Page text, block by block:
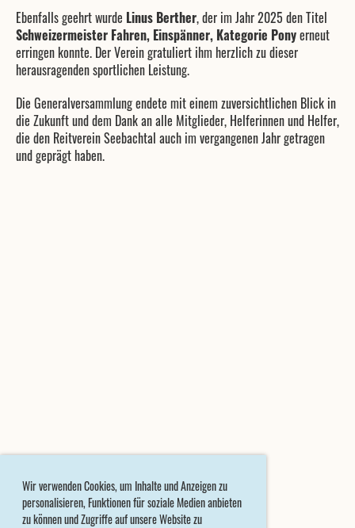
Wir verwenden Cookies, um Inhalte und Anzeigen zu
personalisieren, Funktionen für soziale Medien anbieten
zu können und Zugriffe auf unsere Website zu
Ebenfalls geehrt wurde Linus Berther, der im Jahr 2025 den Titel
Schweizermeister Fahren, Einspänner, Kategorie Ponyerneut
erringen konnte. Der Verein gratuliert ihm herzlich zu dieser
herausragenden sportlichen Leistung.
Die Generalversammlung endete mit einem zuversichtlichen Blick in
die Zukunft und dem Dank an alle Mitglieder, Helferinnen und Helfer,
die den Reitverein Seebachtal auch im vergangenen Jahr getragen
und geprägt haben.